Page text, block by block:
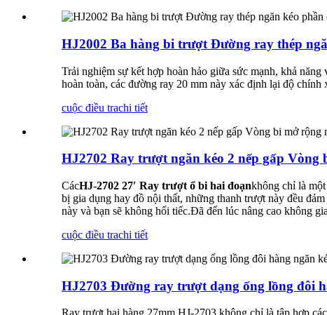
HJ2002 Ba hàng bi trượt Đường ray thép
Trải nghiệm sự kết hợp hoàn hảo giữa sức mạnh, khả
hoàn toàn, các đường ray 20 mm này xác định lại độ chính
cuộc điều trachi tiết
HJ2702 Ray trượt ngăn kéo 2 nếp gấp
CácHJ-2702 27′ Ray trượt ổ bi hai đoạnkhông chỉ là
bị gia dụng hay đồ nội thất, những thanh trượt này đều
này và bạn sẽ không hối tiếc.Đã đến lúc nâng cao không
cuộc điều trachi tiết
HJ2703 Đường ray trượt dạng ống lồng đôi